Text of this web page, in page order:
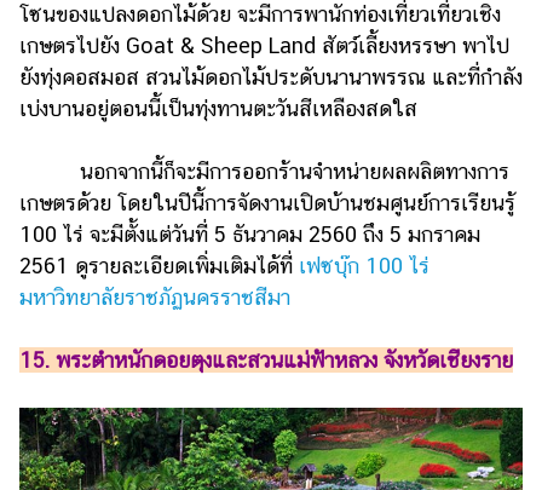
โซนของแปลงดอกไม้ด้วย จะมีการพานักท่องเที่ยวเที่ยวเชิง
เกษตรไปยัง Goat & Sheep Land สัตว์เลี้ยงหรรษา พาไป
ยังทุ่งคอสมอส สวนไม้ดอกไม้ประดับนานาพรรณ และที่กำลัง
เบ่งบานอยู่ตอนนี้เป็นทุ่งทานตะวันสีเหลืองสดใส
นอกจากนี้ก็จะมีการออกร้านจำหน่ายผลผลิตทางการ
เกษตรด้วย โดยในปีนี้การจัดงานเปิดบ้านชมศูนย์การเรียนรู้
100 ไร่ จะมีตั้งแต่วันที่ 5 ธันวาคม 2560 ถึง 5 มกราคม
2561 ดูรายละเอียดเพิ่มเติมได้ที่ เฟซบุ๊ก 100 ไร่
มหาวิทยาลัยราชภัฏนครราชสีมา
15. พระตำหนักดอยตุงและสวนแม่ฟ้าหลวง จังหวัดเชียงราย